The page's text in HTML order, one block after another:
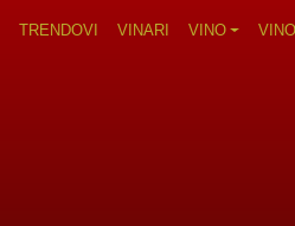
TRENDOVI VINARI VINO